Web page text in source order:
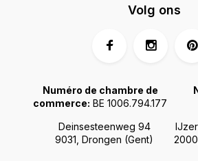
Deinsesteenweg 94
9031, Drongen (Gent)
Numéro de chambre de
commerce: BE 1006.794.177
Volg ons